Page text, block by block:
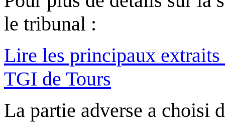
le tribunal :
Lire les principaux
TGI de Tours
La partie adverse a choisi